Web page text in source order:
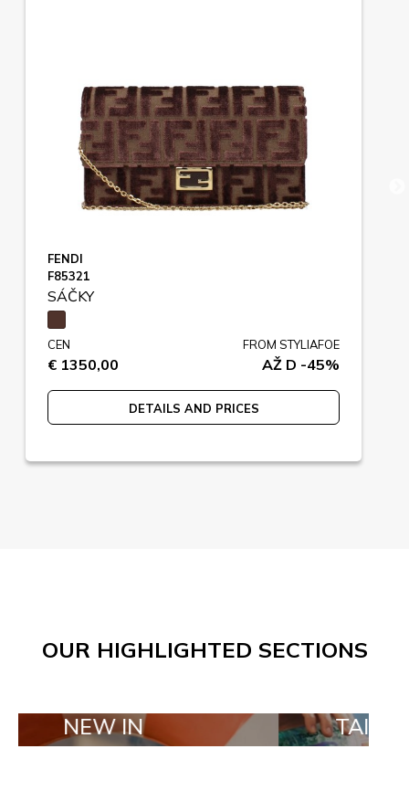
FENDI
F85321
SÁČKY
CEN
€ 1350,00
FROM STYLIAFOE
AŽ D -45%
DETAILS AND PRICES
OUR HIGHLIGHTED SECTIONS
TAILOR MADE